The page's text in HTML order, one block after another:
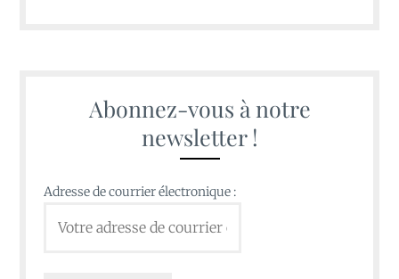
Abonnez-vous à notre
newsletter !
Adresse de courrier électronique :